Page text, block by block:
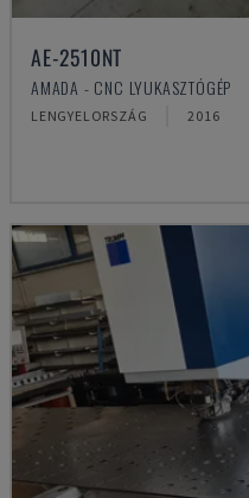
AE-2510NT
AMADA - CNC LYUKASZTÓGÉP
LENGYELORSZÁG 2016